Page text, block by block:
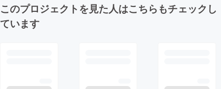
このプロジェクトを見た人はこちらもチェックし
ています